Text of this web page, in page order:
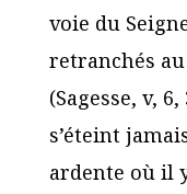
voie du
retranchés
(Sagesse, v,
s’éteint
ardente où il